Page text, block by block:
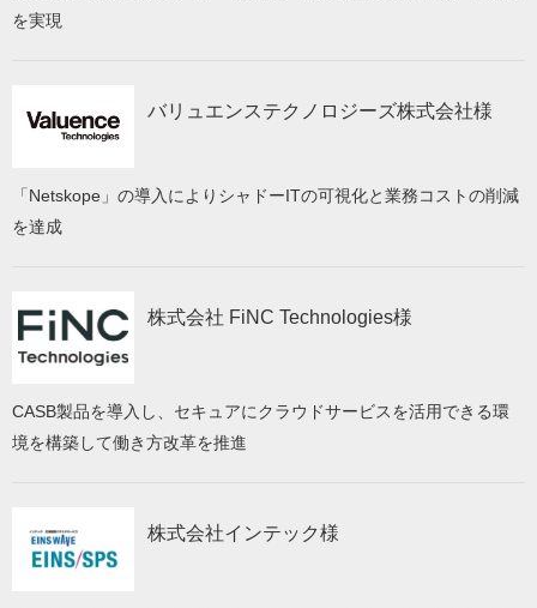
を実現
バリュエンステクノロジーズ株式会社様
「Netskope」の導入によりシャドーITの可視化と業務コストの削減
を達成
株式会社 FiNC Technologies様
CASB製品を導入し、セキュアにクラウドサービスを活用できる環
境を構築して働き方改革を推進
株式会社インテック様